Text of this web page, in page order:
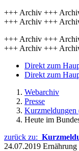
+++ Archiv +++
+++ Archiv +++
+++ Archiv +++
+++ Archiv +++
Direkt zum
Direkt zum
Webarchiv
Presse
Kurzmeldungen
Heute im
zurück zu:
24.07.2019